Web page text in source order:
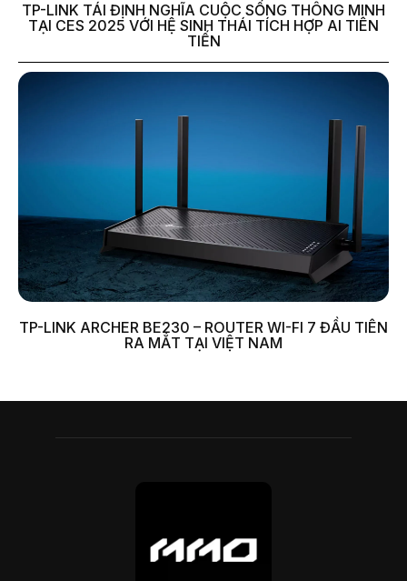
TP-LINK TÁI ĐỊNH NGHĨA CUỘC SỐNG THÔNG MINH
TẠI CES 2025 VỚI HỆ SINH THÁI TÍCH HỢP AI TIÊN
TIẾN
TP-LINK ARCHER BE230 – ROUTER WI-FI 7 ĐẦU TIÊN
RA MẮT TẠI VIỆT NAM